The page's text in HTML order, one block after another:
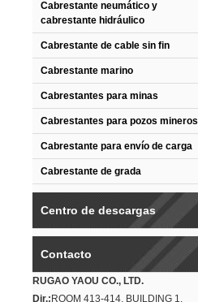
Cabrestante neumático y
cabrestante hidráulico
Cabrestante de cable sin fin
Cabrestante marino
Cabrestantes para minas
Cabrestantes para pozos mineros
Cabrestante para envío de carga
Cabrestante de grada
Centro de descargas
Contacto
RUGAO YAOU CO., LTD.
Dir.: ROOM 413-414, BUILDING 1,